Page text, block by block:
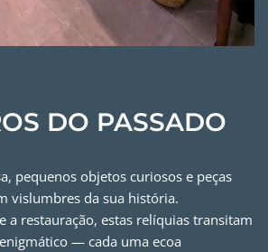
DO PASSADO
pequenos objetos curiosos e peças
vislumbres da sua história.
a restauração, estas relíquias transitam
— cada uma ecoa